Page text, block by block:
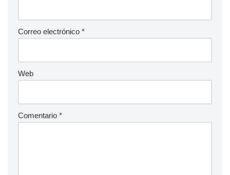
Correo electrónico *
Web
Comentario *